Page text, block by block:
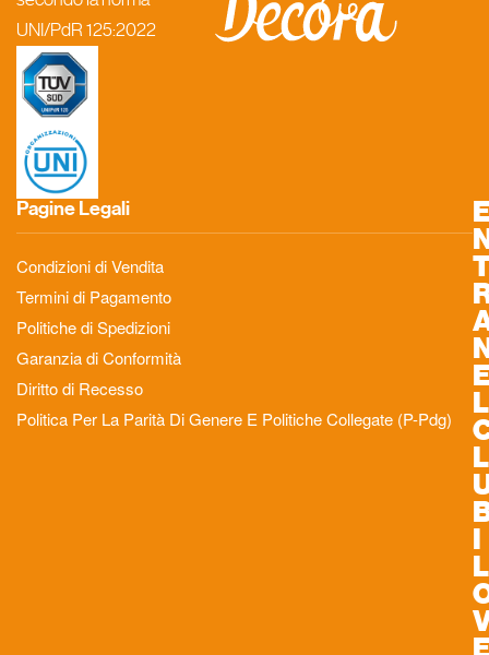
UNI/PdR 125:2022
Pagine Legali
Condizioni di Vendita
Termini di Pagamento
Politiche di Spedizioni
Garanzia di Conformità
Diritto di Recesso
Politica Per La Parità Di Genere E Politiche Collegate (P-Pdg)
L
L
I
L